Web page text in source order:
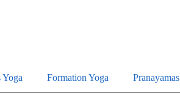
Yoga Formation Yoga Pranayamas